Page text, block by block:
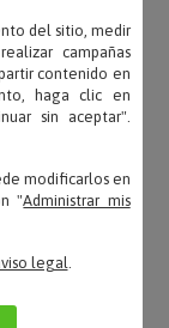
en la
del sitio, medir
campañas
contenido en
haga clic en
sin aceptar".
modificarlos en
"Administrar mis
legal